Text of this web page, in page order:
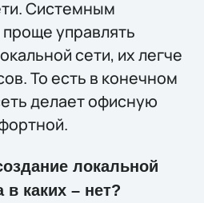
Системным
управлять
сети, их легче
То есть в конечном
делает офисную
локальной
в каких – нет?